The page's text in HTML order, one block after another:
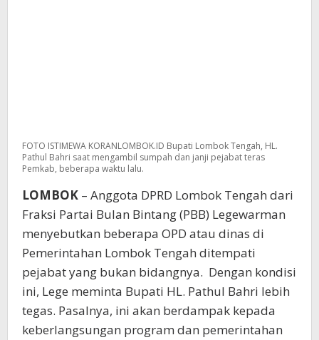
FOTO ISTIMEWA KORANLOMBOK.ID Bupati Lombok Tengah, HL.
Pathul Bahri saat mengambil sumpah dan janji pejabat teras
Pemkab, beberapa waktu lalu.
LOMBOK – Anggota DPRD Lombok Tengah dari
Fraksi Partai Bulan Bintang (PBB) Legewarman
menyebutkan beberapa OPD atau dinas di
Pemerintahan Lombok Tengah ditempati
pejabat yang bukan bidangnya. Dengan kondisi
ini, Lege meminta Bupati HL. Pathul Bahri lebih
tegas. Pasalnya, ini akan berdampak kepada
keberlangsungan program dan pemerintahan